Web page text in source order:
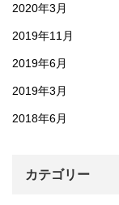
2020年3月
2019年11月
2019年6月
2019年3月
2018年6月
カテゴリー